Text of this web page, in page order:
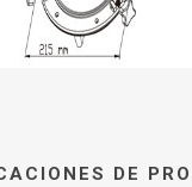
DE